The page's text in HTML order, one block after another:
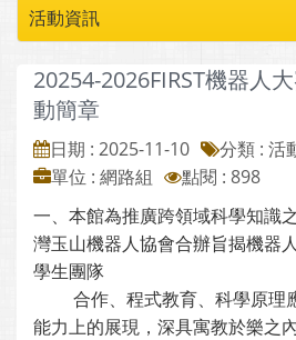
活動資訊
20254-2026FIRST機器人
動簡章
日期 : 2025-11-10
分類 : 活
單位 : 網路組
點閱 : 898
一、本館為推廣跨領域科學知識
灣玉山機器人協會合辦旨揭機器
學生團隊
合作、程式教育、科學原理
能力上的展現，深具寓教於樂之內